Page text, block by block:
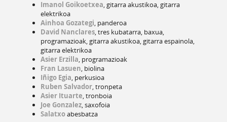
Imanol Goikoetxea, gitarra akustikoa, gitarra
elektrikoa
Ainhoa Gozategi, panderoa
David Nanclares, tres kubatarra, baxua,
programazioak, gitarra akustikoa, gitarra espainola,
gitarra elektrikoa
Asier Erzilla, programazioak
Fran Lasuen, biolina
Iñigo Egia, perkusioa
Ruben Salvador, tronpeta
Asier Ituarte, tronboia
Joe Gonzalez, saxofoia
Salatxoabesbatza